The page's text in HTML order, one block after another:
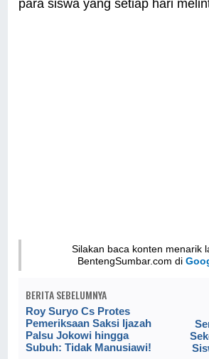
para siswa yang setiap hari
Silakan baca konten menarik
BentengSumbar.com di
BERITA SEBELUMNYA
Roy Suryo Cs Protes
Pemeriksaan Saksi Ijazah
Palsu Jokowi hingga
Subuh: Tidak Manusiawi!